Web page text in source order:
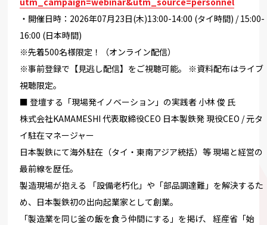
・開催日時：2026年07月23日(木)13:00-14:00 (タイ時間) / 15:00-
16:00 (日本時間)
※先着500名様限定！（オンライン配信）
※事前登録で【見逃し配信】をご視聴可能。 ※資料配布はライブ
視聴限定。
■ 登壇する「現場発イノベーション」の実践者 小林 俊 氏
株式会社KAMAMESHI 代表取締役CEO 日本製鉄発 現役CEO / 元タ
イ駐在マネージャー
日本製鉄にて海外駐在（タイ・東南アジア統括）等 現場と経営の
最前線を歴任。
製造現場が抱える 「設備老朽化」や「部品調達難」を解決するた
め、日本製鉄初の出向起業家として創業。
「製造業を同じ釜の飯を食う仲間にする」を掲げ、 経産省「始